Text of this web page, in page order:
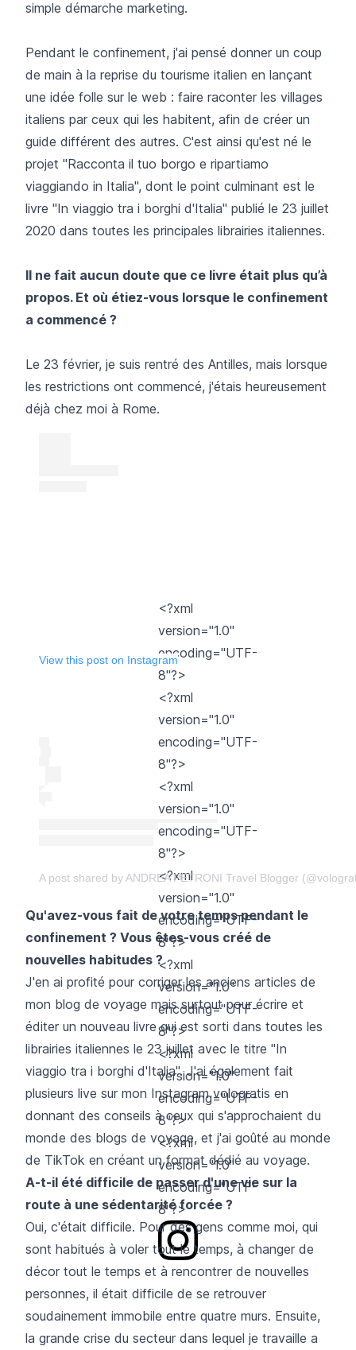
simple démarche marketing.
Pendant le confinement, j'ai pensé donner un coup
de main à la reprise du tourisme italien en lançant
une idée folle sur le web : faire raconter les villages
italiens par ceux qui les habitent, afin de créer un
guide différent des autres. C'est ainsi qu'est né le
projet "Racconta il tuo borgo e ripartiamo
viaggiando in Italia", dont le point culminant est le
livre "In viaggio tra i borghi d'Italia" publié le 23 juillet
2020 dans toutes les principales librairies italiennes.
Il ne fait aucun doute que ce livre était plus qu’à
propos. Et où étiez-vous lorsque le confinement
a commencé ?
Le 23 février, je suis rentré des Antilles, mais lorsque
les restrictions ont commencé, j'étais heureusement
déjà chez moi à Rome.
<?xml
version="1.0"
encoding="UTF-
8"?>
<?xml
version="1.0"
encoding="UTF-
8"?>
<?xml
version="1.0"
encoding="UTF-
8"?>
<?xml
version="1.0"
encoding="UTF-
8"?>
<?xml
version="1.0"
encoding="UTF-
8"?>
<?xml
version="1.0"
encoding="UTF-
8"?>
<?xml
version="1.0"
encoding="UTF-
8"?>
View this post on Instagram
A post shared by ANDREA PETRONI Travel Blogger
Qu'avez-vous fait de votre temps pendant le
confinement ? Vous êtes-vous créé de
nouvelles habitudes ?
J'en ai profité pour corriger les anciens articles de
mon blog de voyage mais surtout pour écrire et
éditer un nouveau livre qui est sorti dans toutes les
librairies italiennes le 23 juillet avec le titre "In
viaggio tra i borghi d'Italia". J'ai également fait
plusieurs live sur mon Instagram vologratis en
donnant des conseils à ceux qui s'approchaient du
monde des blogs de voyage, et j'ai goûté au monde
de TikTok en créant un format dédié au voyage.
A-t-il été difficile de passer d'une vie sur la
route à une sédentarité forcée ?
Oui, c'était difficile. Pour des gens comme moi, qui
sont habitués à voler tout le temps, à changer de
décor tout le temps et à rencontrer de nouvelles
personnes, il était difficile de se retrouver
soudainement immobile entre quatre murs. Ensuite,
la grande crise du secteur dans lequel je travaille a